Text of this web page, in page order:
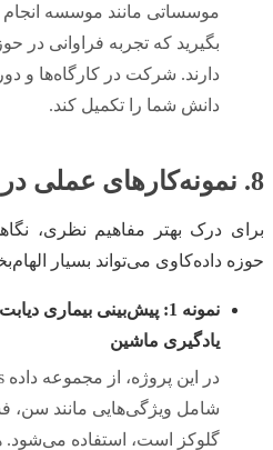
موسساتی مانند موسسه انجام
بگیرید که تجربه فراوانی در
دارند. شرکت در کارگاه‌ها و
دانش شما را تکمیل کند.
8. نمونه‌کارهای عملی در حوزه داده‌کاوی
برای درک بهتر مفاهیم نظری،
حوزه داده‌کاوی می‌تواند بسیار
نمونه 1: پیش‌بینی بیماری
یادگیری ماشین
شامل ویژگی‌هایی مانند سن،
گلوکز است، استفاده می‌شود.